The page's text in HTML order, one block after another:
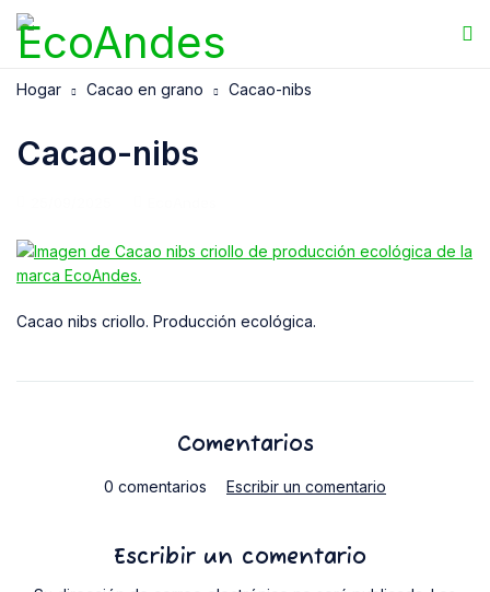
Hogar Cacao en grano Cacao-nibs
Cacao-nibs
Cacao nibs criollo. Producción ecológica.
Comentarios
0 comentarios Escribir un comentario
Escribir un comentario